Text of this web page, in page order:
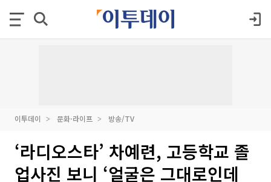
이투데이 문화·라이프 방송/TV
‘라디오스타’ 차예련, 고등학교 졸
업사진 보니 ‘얼굴은 그대로인데